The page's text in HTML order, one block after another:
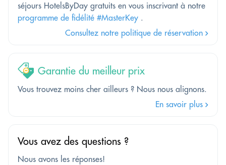
séjours HotelsByDay gratuits en vous inscrivant à notre
programme de fidélité #MasterKey .
Consultez notre politique de réservation
Garantie du meilleur prix
Vous trouvez moins cher ailleurs ? Nous nous alignons.
En savoir plus
Vous avez des questions ?
Nous avons les réponses!